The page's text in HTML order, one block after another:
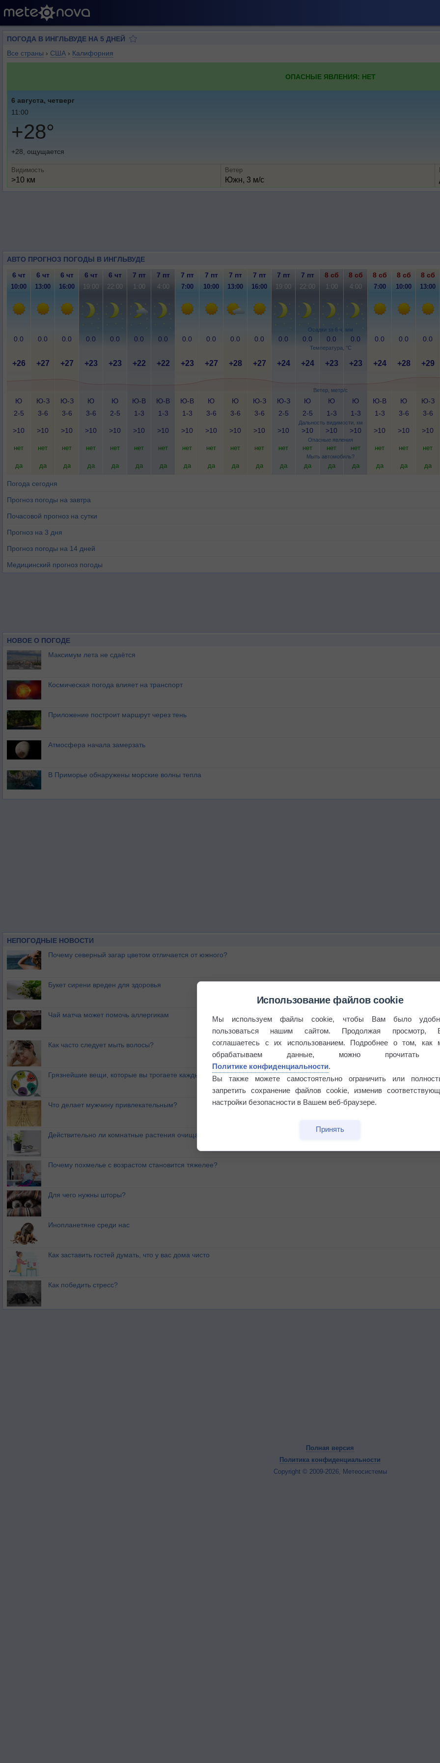
ПОГОДА В ИНГЛЬВУДЕ НА 5 ДНЕЙ
Все страны › США › Калифорния
ОПАСНЫЕ ЯВЛЕНИЯ: НЕТ
6 августа, четверг
11:00
+28°
+28, ощущается
Видимость
>10 км
Ветер
Южн, 3 м/с
АВТО ПРОГНОЗ ПОГОДЫ В ИНГЛЬВУДЕ
Осадки за 6 ч, мм
Температура, °C
Ветер, метр/с
Дальность видимости, км
Опасные явления
Мыть автомобиль?
6 чт 6 чт 6 чт 6 чт 6 чт 7 пт 7 пт 7 пт 7 пт 7 пт 7 пт 7 пт 7 пт 8 сб 8 сб 8 сб 8 сб 8 сб
10:00 13:00 16:00 19:00 22:00 1:00 4:00 7:00 10:00 13:00 16:00 19:00 22:00 1:00 4:00 7:00 10:00 13:00
0.0 0.0 0.0 0.0 0.0 0.0 0.0 0.0 0.0 0.0 0.0 0.0 0.0 0.0 0.0 0.0 0.0 0.0
+26 +27 +27 +23 +23 +22 +22 +23 +27 +28 +27 +24 +24 +23 +23 +24 +28 +29
Ю
2-5
Ю-З
3-6
Ю-З
3-6
Ю
3-6
Ю
2-5
Ю-В
1-3
Ю-В
1-3
Ю-В
1-3
Ю
3-6
Ю
3-6
Ю-З
3-6
Ю-З
2-5
Ю
2-5
Ю
1-3
Ю
1-3
Ю-В
1-3
Ю
3-6
Ю-З
3-6
>10 >10 >10 >10 >10 >10 >10 >10 >10 >10 >10 >10 >10 >10 >10 >10 >10 >10
нет нет нет нет нет нет нет нет нет нет нет нет нет нет нет нет нет нет
да да да да да да да да да да да да да да да да да да
Погода сегодня
Прогноз погоды на завтра
Почасовой прогноз на сутки
Прогноз на 3 дня
Прогноз погоды на 14 дней
Медицинский прогноз погоды
НОВОЕ О ПОГОДЕ
Максимум лета не сдаётся
Космическая погода влияет на транспорт
Приложение построит маршрут через тень
Атмосфера начала замерзать
В Приморье обнаружены морские волны тепла
НЕПОГОДНЫЕ НОВОСТИ
Почему северный загар цветом отличается от южного?
Букет сирени вреден для здоровья
Чай матча может помочь аллергикам
Как часто следует мыть волосы?
Грязнейшие вещи, которые вы трогаете каждый день
Что делает мужчину привлекательным?
Действительно ли комнатные растения очищают воздух?
Почему похмелье с возрастом становится тяжелее?
Для чего нужны шторы?
Инопланетяне среди нас
Как заставить гостей думать, что у вас дома чисто
Как победить стресс?
Полная версия
Политика конфиденциальности
Copyright © 2009-2026, Метеосистемы
Использование файлов cookie
Мы используем файлы cookie, чтобы Вам было
пользоваться нашим сайтом. Продолжая просмотр,
соглашаетесь с их использованием. Подробнее о том, как
обрабатываем данные, можно прочитать
Политике конфиденциальности.
Вы также можете самостоятельно ограничить или
запретить сохранение файлов cookie, изменив
настройки безопасности в Вашем веб-браузере.
Принять